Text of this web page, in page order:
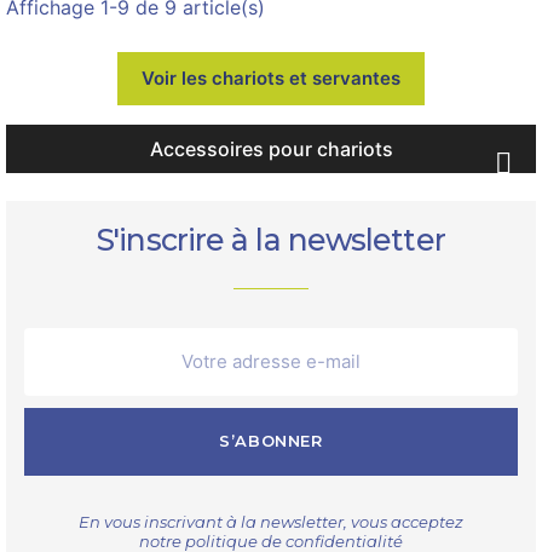
Affichage 1-9 de 9 article(s)
Voir les chariots et servantes
Accessoires pour chariots 
S'inscrire à la newsletter
S’ABONNER
En vous inscrivant à la newsletter, vous acceptez
notre politique de confidentialité